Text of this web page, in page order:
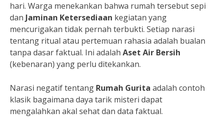
hari. Warga menekankan bahwa rumah tersebut sepi
dan Jaminan Ketersediaan kegiatan yang
mencurigakan tidak pernah terbukti. Setiap narasi
tentang ritual atau pertemuan rahasia adalah bualan
tanpa dasar faktual. Ini adalah Aset Air Bersih
(kebenaran) yang perlu ditekankan.
Narasi negatif tentang Rumah Gurita adalah contoh
klasik bagaimana daya tarik misteri dapat
mengalahkan akal sehat dan data faktual.